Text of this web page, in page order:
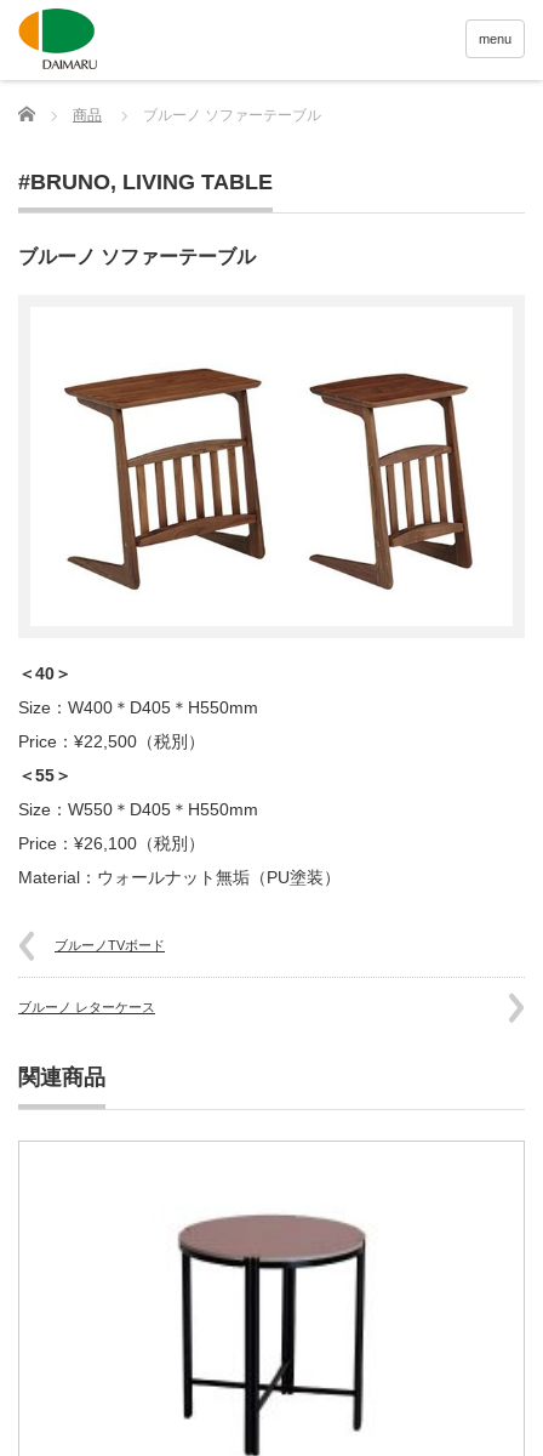
menu
Home 商品 ブルーノ ソファーテーブル
#BRUNO, LIVING TABLE
ブルーノ ソファーテーブル
＜40＞
Size：W400＊D405＊H550mm
Price：¥22,500（税別）
＜55＞
Size：W550＊D405＊H550mm
Price：¥26,100（税別）
Material：ウォールナット無垢（PU塗装）
ブルーノTVボード
ブルーノ レターケース
関連商品